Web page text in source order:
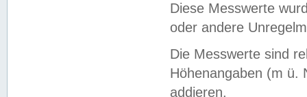
Diese Messwerte
oder andere
Die Messwerte sind
Höhenangaben (m ü.
addieren.